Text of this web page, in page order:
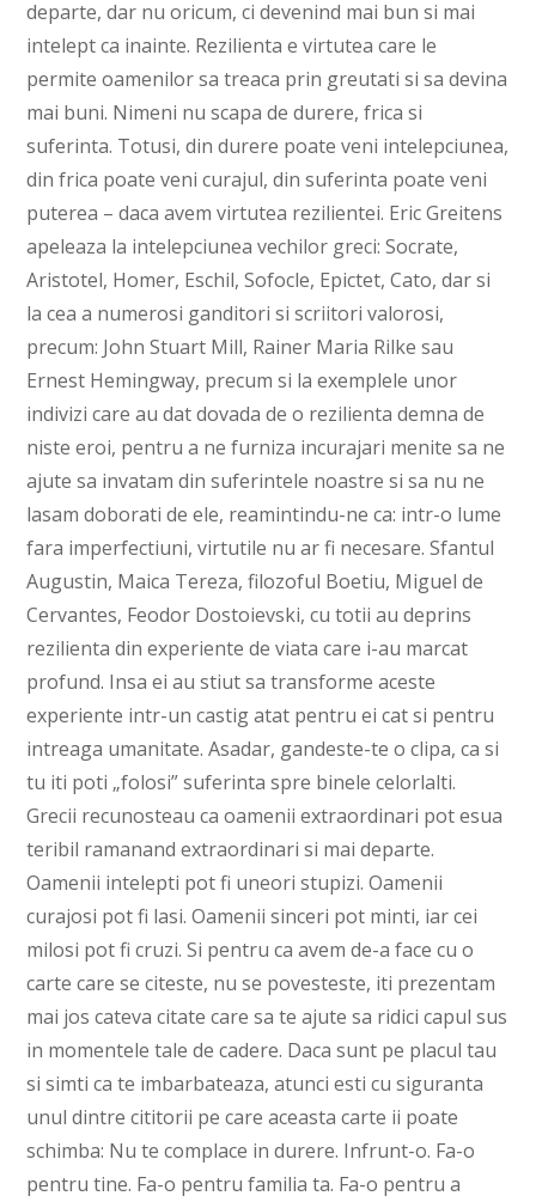
departe, dar nu oricum, ci devenind mai bun si mai
intelept ca inainte. Rezilienta e virtutea care le
permite oamenilor sa treaca prin greutati si sa devina
mai buni. Nimeni nu scapa de durere, frica si
suferinta. Totusi, din durere poate veni intelepciunea,
din frica poate veni curajul, din suferinta poate veni
puterea – daca avem virtutea rezilientei. Eric Greitens
apeleaza la intelepciunea vechilor greci: Socrate,
Aristotel, Homer, Eschil, Sofocle, Epictet, Cato, dar si
la cea a numerosi ganditori si scriitori valorosi,
precum: John Stuart Mill, Rainer Maria Rilke sau
Ernest Hemingway, precum si la exemplele unor
indivizi care au dat dovada de o rezilienta demna de
niste eroi, pentru a ne furniza incurajari menite sa ne
ajute sa invatam din suferintele noastre si sa nu ne
lasam doborati de ele, reamintindu-ne ca: intr-o lume
fara imperfectiuni, virtutile nu ar fi necesare. Sfantul
Augustin, Maica Tereza, filozoful Boetiu, Miguel de
Cervantes, Feodor Dostoievski, cu totii au deprins
rezilienta din experiente de viata care i-au marcat
profund. Insa ei au stiut sa transforme aceste
experiente intr-un castig atat pentru ei cat si pentru
intreaga umanitate. Asadar, gandeste-te o clipa, ca si
tu iti poti „folosi” suferinta spre binele celorlalti.
Grecii recunosteau ca oamenii extraordinari pot esua
teribil ramanand extraordinari si mai departe.
Oamenii intelepti pot fi uneori stupizi. Oamenii
curajosi pot fi lasi. Oamenii sinceri pot minti, iar cei
milosi pot fi cruzi. Si pentru ca avem de-a face cu o
carte care se citeste, nu se povesteste, iti prezentam
mai jos cateva citate care sa te ajute sa ridici capul sus
in momentele tale de cadere. Daca sunt pe placul tau
si simti ca te imbarbateaza, atunci esti cu siguranta
unul dintre cititorii pe care aceasta carte ii poate
schimba: Nu te complace in durere. Infrunt-o. Fa-o
pentru tine. Fa-o pentru familia ta. Fa-o pentru a